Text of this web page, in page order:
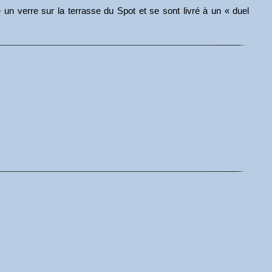
un verre sur la terrasse du Spot et se sont livré à un « duel